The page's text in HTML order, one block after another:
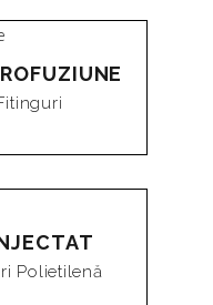
Polietilenă